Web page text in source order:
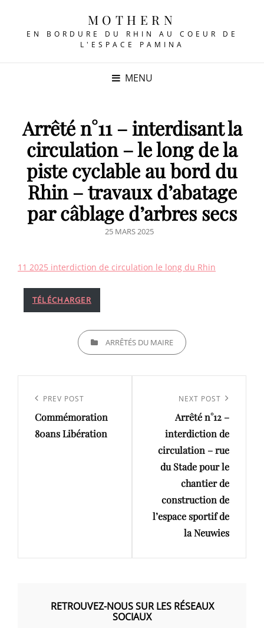
MOTHERN
EN BORDURE DU RHIN AU COEUR DE
L'ESPACE PAMINA
MENU
Arrêté n°11 – interdisant la
circulation – le long de la
piste cyclable au bord du
Rhin – travaux d’abatage
par câblage d’arbres secs
POSTED
25 MARS 2025
11 2025 interdiction de circulation le long du Rhin
TÉLÉCHARGER
CATEGORIESARRÊTÉS DU MAIRE
l’article
Previous
Post
PREV POST
Commémoration
80ans Libération
NEXT POST
Arrêté n°12 –
interdiction de
circulation – rue
du Stade pour le
chantier de
construction de
l’espace sportif de
la Neuwies
RETROUVEZ-NOUS SUR LES RÉSEAUX
SOCIAUX